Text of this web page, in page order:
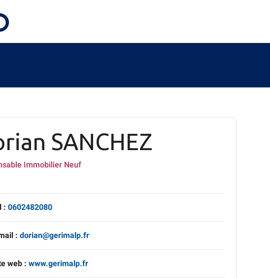
SANCHEZ
Immobilier Neuf
: 0602482080
: dorian@gerimalp.fr
web : www.gerimalp.fr